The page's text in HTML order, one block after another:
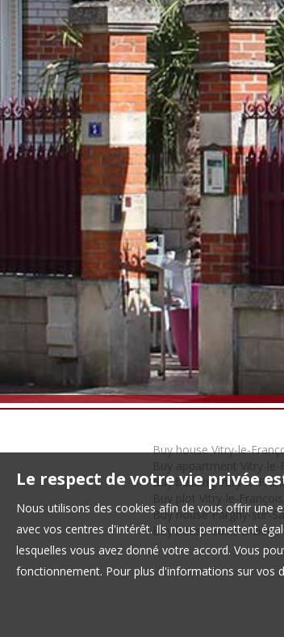
Buy house Vitry-le-
Buy building Vitry-le-
Buy house Pargny-sur-
Buy house Saint-Dizier
Le respect de votre vie privée
Nous utilisons des cookies afin de vous offrir une
avec vos centres d'intérêt. Ils nous permettent
lesquelles vous avez donné votre accord. Vous
fonctionnement. Pour plus d'informations sur vos